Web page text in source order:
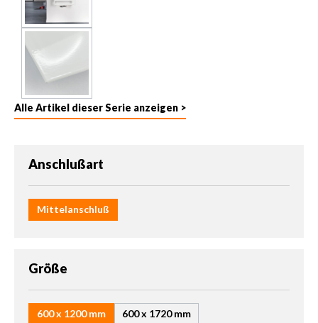
Alle Artikel dieser Serie anzeigen >
Anschlußart
Mittelanschluß
Größe
600 x 1200 mm 600 x 1720 mm